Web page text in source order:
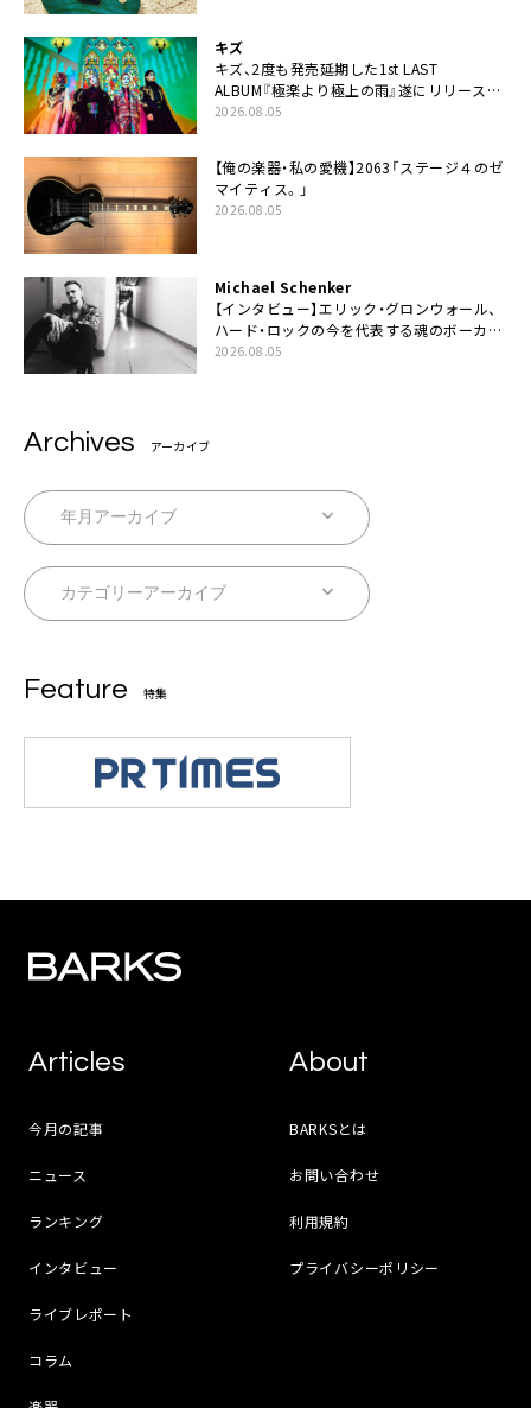
キズ
キズ、2度も発売延期した1st LAST
ALBUM『極楽より極上の雨』遂にリリース。
収録曲「はじまり」MV公開
2026.08.05
【俺の楽器・私の愛機】2063「ステージ４のゼ
マイティス。」
2026.08.05
Michael Schenker
【インタビュー】エリック・グロンウォール、
ハード・ロックの今を代表する魂のボーカリ
スト来日決定
2026.08.05
Archives アーカイブ
Feature 特集
Articles
今月の記事
ニュース
ランキング
インタビュー
ライブレポート
コラム
About
BARKSとは
お問い合わせ
利用規約
プライバシーポリシー